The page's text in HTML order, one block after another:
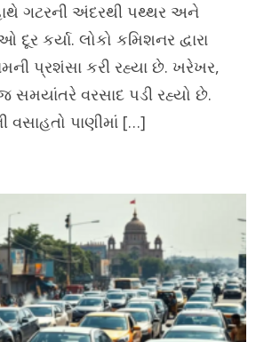
હાથે ગટરની અંદરથી પથ્થર અને
દૂર કર્યા. લોકો કમિશનર દ્વારા
પ્રશંસા કરી રહ્યા છે. ખરેખર,
સમયાંતરે વરસાદ પડી રહ્યો છે.
વસાહતો પાણીમાં […]